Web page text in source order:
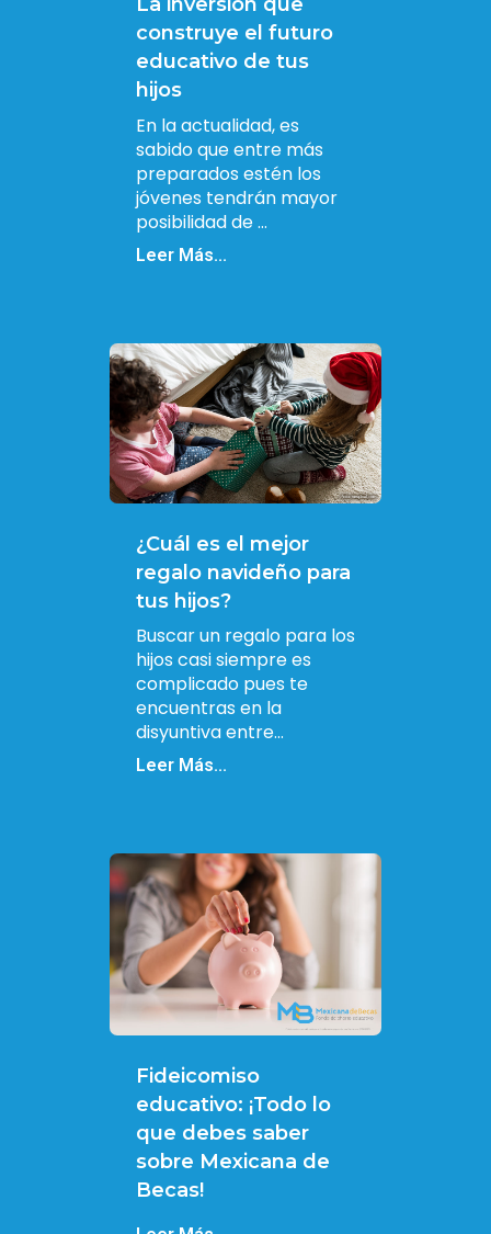
construye el futuro
educativo de tus
hijos
En la actualidad, es
sabido que entre más
preparados estén los
jóvenes tendrán mayor
posibilidad de ...
Leer Más...
¿Cuál es el mejor
regalo navideño para
tus hijos?
Buscar un regalo para los
hijos casi siempre es
complicado pues te
encuentras en la
disyuntiva entre...
Leer Más...
Fideicomiso
educativo: ¡Todo lo
que debes saber
sobre Mexicana de
Becas!